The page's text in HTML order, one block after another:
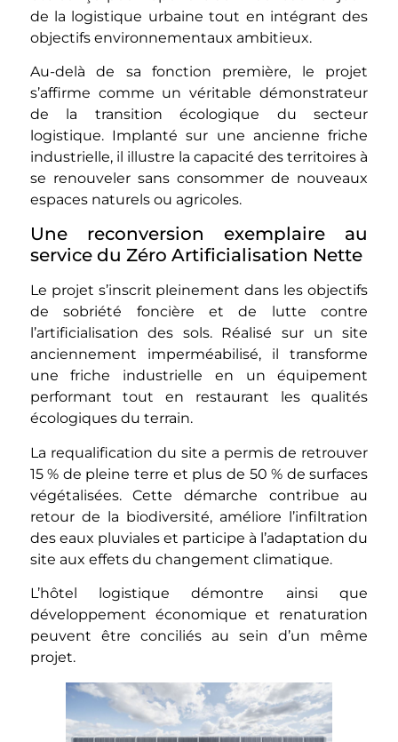
de la logistique urbaine tout en intégrant des
objectifs environnementaux ambitieux.
Au-delà de sa fonction première, le projet
s’affirme comme un véritable démonstrateur
de la transition écologique du secteur
logistique. Implanté sur une ancienne friche
industrielle, il illustre la capacité des territoires à
se renouveler sans consommer de nouveaux
espaces naturels ou agricoles.
Une reconversion exemplaire au
service du Zéro Artificialisation Nette
Le projet s’inscrit pleinement dans les objectifs
de sobriété foncière et de lutte contre
l’artificialisation des sols. Réalisé sur un site
anciennement imperméabilisé, il transforme
une friche industrielle en un équipement
performant tout en restaurant les qualités
écologiques du terrain.
La requalification du site a permis de retrouver
15 % de pleine terre et plus de 50 % de surfaces
végétalisées. Cette démarche contribue au
retour de la biodiversité, améliore l’infiltration
des eaux pluviales et participe à l’adaptation du
site aux effets du changement climatique.
L’hôtel logistique démontre ainsi que
développement économique et renaturation
peuvent être conciliés au sein d’un même
projet.